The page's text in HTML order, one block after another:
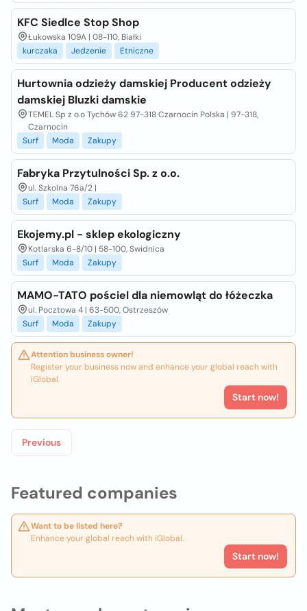
Featured companies
Want to be listed here?
Enhance your global reach with iGlobal.
Start now!
KFC Siedlce Stop Shop
Łukowska 109A | 08-110, Białki
kurczaka
Jedzenie Etniczne
Hurtownia odzieży damskiej Producent odzieży
damskiej Bluzki damskie
TEMEL Sp z o.o Tychów 62 97-318 Czarnocin Polska | 97-318,
Czarnocin
Surf
Moda Zakupy
Fabryka Przytulności Sp. z o.o.
ul. Szkolna 76a/2 |
Surf
Moda Zakupy
Ekojemy.pl - sklep ekologiczny
Kotlarska 6-8/10 | 58-100, Swidnica
Surf
Moda Zakupy
MAMO-TATO pościel dla niemowląt do łóżeczka
ul. Pocztowa 4 | 63-500, Ostrzeszów
Surf
Moda Zakupy
Attention business owner!
Register your business now and enhance your global reach with
iGlobal.
Start now!
Previous